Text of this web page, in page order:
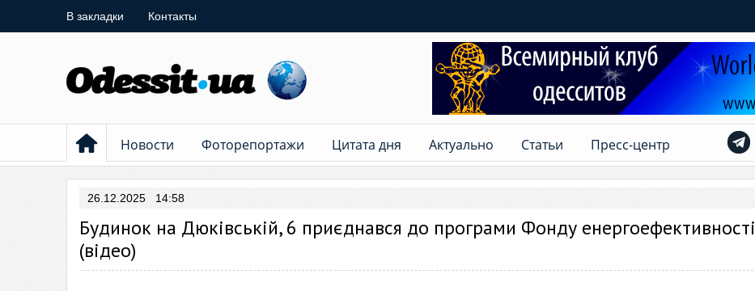
В закладки Контакты
Новости Фоторепортажи Цитата дня Актуально Статьи Пресс-центр
26.12.2025 14:58
Будинок на Дюківській, 6 приєднався до програми Фонду енергоефективності
(відео)